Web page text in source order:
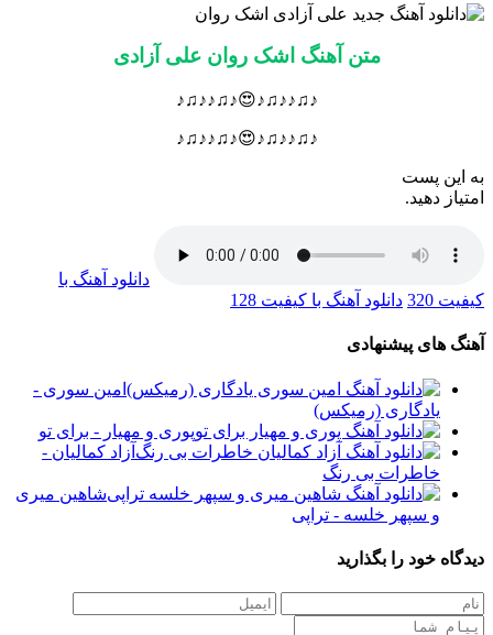
متن آهنگ اشک روان علی آزادی
♪♫♪♪♫♪😍♪♫♪♪♫♪
♪♫♪♪♫♪😍♪♫♪♪♫♪
به این پست
امتیاز دهید.
دانلود آهنگ با
کیفیت 320
دانلود آهنگ با کیفیت 128
آهنگ های پیشنهادی
امین سوری -
یادگاری (رمیکس)
پوری و مهیار - برای تو
آزاد کمالیان -
خاطرات بی رنگ
شاهین میری
و سپهر خلسه - تراپی
دیدگاه خود را بگذارید